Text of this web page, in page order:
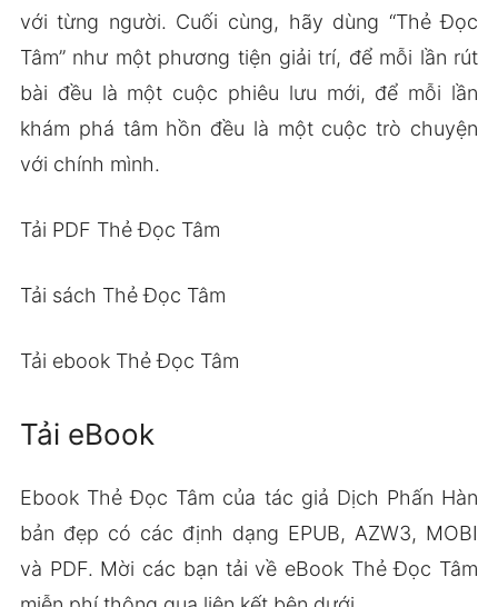
với từng người. Cuối cùng, hãy dùng “Thẻ Đọc
Tâm” như một phương tiện giải trí, để mỗi lần rút
bài đều là một cuộc phiêu lưu mới, để mỗi lần
khám phá tâm hồn đều là một cuộc trò chuyện
với chính mình.
Tải PDF Thẻ Đọc Tâm
Tải sách Thẻ Đọc Tâm
Tải ebook Thẻ Đọc Tâm
Tải eBook
Ebook Thẻ Đọc Tâm của tác giả Dịch Phấn Hàn
bản đẹp có các định dạng EPUB, AZW3, MOBI
và PDF. Mời các bạn tải về eBook Thẻ Đọc Tâm